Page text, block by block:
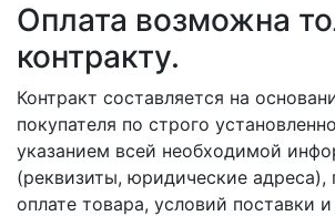
Оплата возможна
контракту.
Контракт составляется на
покупателя по строго
указанием всей необходимой
(реквизиты, юридические адреса),
оплате товара, условий поставки